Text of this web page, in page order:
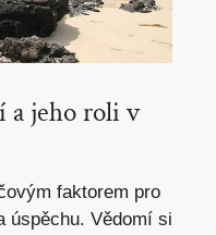
a jeho roli v
faktorem pro
úspěchu. Vědomí si